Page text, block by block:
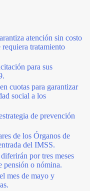
atención sin costo
tratamiento
para sus
cuotas para garantizar
social a los
de prevención
de los Órganos de
del IMSS.
por tres meses
pensión o nómina.
mes de mayo y